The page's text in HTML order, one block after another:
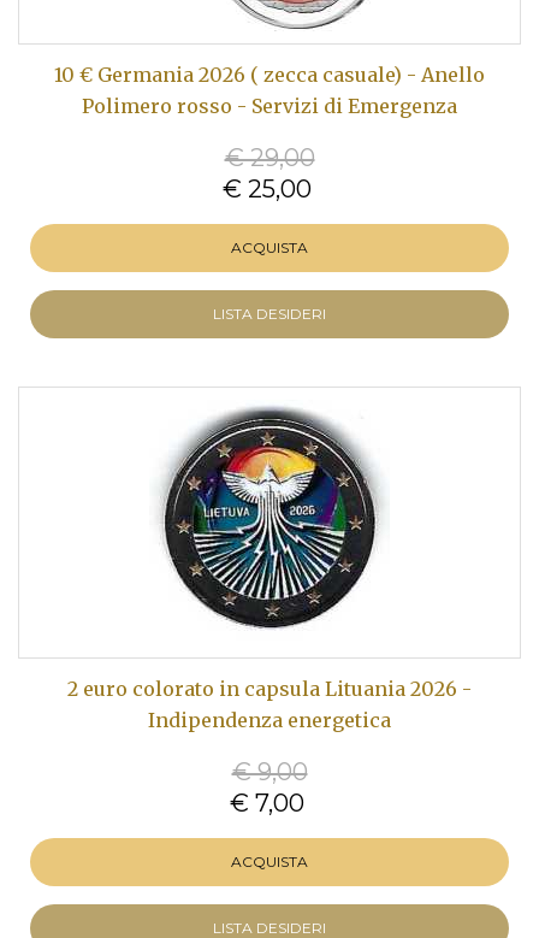
10 € Germania 2026 ( zecca casuale) - Anello
Polimero rosso - Servizi di Emergenza
€ 29,00
€ 25,00
ACQUISTA
LISTA DESIDERI
2 euro colorato in capsula Lituania 2026 -
Indipendenza energetica
€ 9,00
€ 7,00
ACQUISTA
LISTA DESIDERI